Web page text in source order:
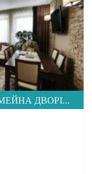
ЗДАЄТЬСЯ В ОРЕНДУ СІМЕЙНА ДВОРІВНЕВА КВАРТИРА В М. УЖГОРОД